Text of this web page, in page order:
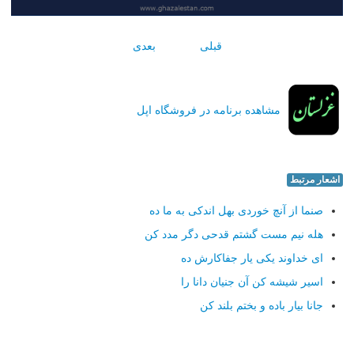
قبلی بعدی
مشاهده برنامه در فروشگاه اپل
اشعار مرتبط
صنما از آنچ خوردی بهل اندكی به ما ده
هله نیم مست گشتم قدحی دگر مدد كن
ای خداوند یكی یار جفاكارش ده
اسیر شیشه كن آن جنیان دانا را
جانا بیار باده و بختم بلند كن